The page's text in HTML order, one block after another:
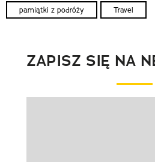
pamiątki z podróży Travel
ZAPISZ SIĘ NA